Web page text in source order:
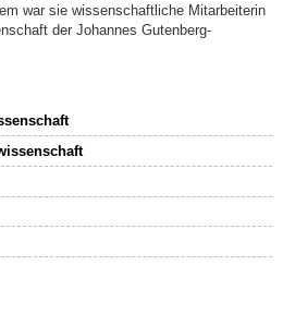
war sie wissenschaftliche Mitarbeiterin
der Johannes Gutenberg-